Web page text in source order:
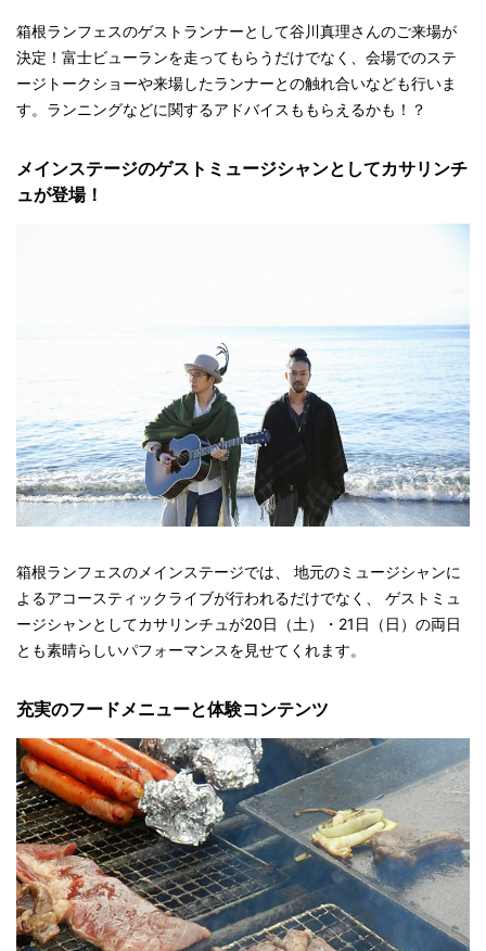
箱根ランフェスのゲストランナーとして谷川真理さんのご来場が
決定！富士ビューランを走ってもらうだけでなく、会場でのステ
ージトークショーや来場したランナーとの触れ合いなども行いま
す。ランニングなどに関するアドバイスももらえるかも！？
メインステージのゲストミュージシャンとしてカサリンチ
ュが登場！
箱根ランフェスのメインステージでは、 地元のミュージシャンに
よるアコースティックライブが行われるだけでなく、 ゲストミュ
ージシャンとしてカサリンチュが20日（土）・21日（日）の両日
とも素晴らしいパフォーマンスを見せてくれます。
充実のフードメニューと体験コンテンツ